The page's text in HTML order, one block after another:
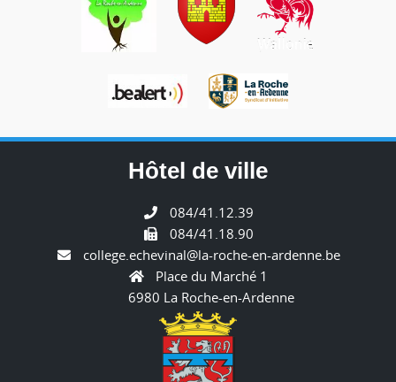
Hôtel de ville
084/41.12.39
084/41.18.90
college.echevinal@la-roche-en-ardenne.be
Place du Marché 1
6980 La Roche-en-Ardenne